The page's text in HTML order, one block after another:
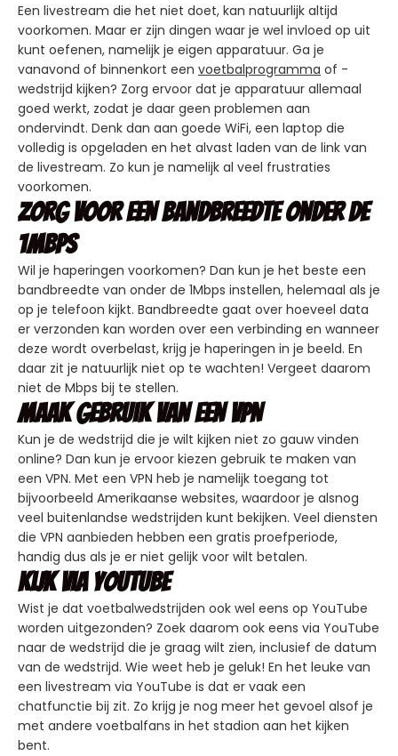
Een livestream die het niet doet, kan natuurlijk altijd
voorkomen. Maar er zijn dingen waar je wel invloed op uit
kunt oefenen, namelijk je eigen apparatuur. Ga je
vanavond of binnenkort een voetbalprogramma of -
wedstrijd kijken? Zorg ervoor dat je apparatuur allemaal
goed werkt, zodat je daar geen problemen aan
ondervindt. Denk dan aan goede WiFi, een laptop die
volledig is opgeladen en het alvast laden van de link van
de livestream. Zo kun je namelijk al veel frustraties
voorkomen.
Zorg voor een bandbreedte onder de
1Mbps
Wil je haperingen voorkomen? Dan kun je het beste een
bandbreedte van onder de 1Mbps instellen, helemaal als je
op je telefoon kijkt. Bandbreedte gaat over hoeveel data
er verzonden kan worden over een verbinding en wanneer
deze wordt overbelast, krijg je haperingen in je beeld. En
daar zit je natuurlijk niet op te wachten! Vergeet daarom
niet de Mbps bij te stellen.
Maak gebruik van een VPN
Kun je de wedstrijd die je wilt kijken niet zo gauw vinden
online? Dan kun je ervoor kiezen gebruik te maken van
een VPN. Met een VPN heb je namelijk toegang tot
bijvoorbeeld Amerikaanse websites, waardoor je alsnog
veel buitenlandse wedstrijden kunt bekijken. Veel diensten
die VPN aanbieden hebben een gratis proefperiode,
handig dus als je er niet gelijk voor wilt betalen.
Kijk via YouTube
Wist je dat voetbalwedstrijden ook wel eens op YouTube
worden uitgezonden? Zoek daarom ook eens via YouTube
naar de wedstrijd die je graag wilt zien, inclusief de datum
van de wedstrijd. Wie weet heb je geluk! En het leuke van
een livestream via YouTube is dat er vaak een
chatfunctie bij zit. Zo krijg je nog meer het gevoel alsof je
met andere voetbalfans in het stadion aan het kijken
bent.